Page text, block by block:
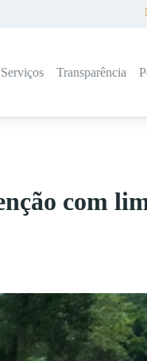
Serviços Transparência
com